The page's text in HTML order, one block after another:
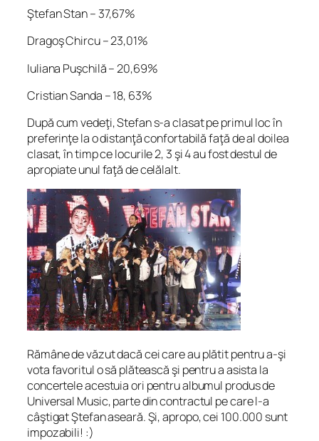
Ştefan Stan – 37,67%
Dragoş Chircu – 23,01%
Iuliana Puşchilă – 20,69%
Cristian Sanda – 18, 63%
După cum vedeţi, Stefan s-a clasat pe primul loc în
preferinţe la o distanţă confortabilă faţă de al doilea
clasat, în timp ce locurile 2, 3 şi 4 au fost destul de
apropiate unul faţă de celălalt.
Rămâne de văzut dacă cei care au plătit pentru a-şi
vota favoritul o să plătească şi pentru a asista la
concertele acestuia ori pentru albumul produs de
Universal Music, parte din contractul pe care l-a
câştigat Ştefan aseară. Şi, apropo, cei 100.000 sunt
impozabili! :)